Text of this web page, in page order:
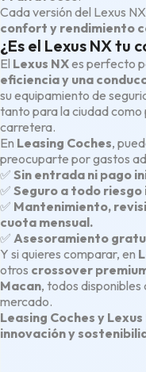
Cada versión del Lexus
confort y rendimiento
¿Es el Lexus NX tu
El Lexus NXes perfecto
eficiencia y una
su equipamiento de
tanto para la ciudad
carretera.
En Leasing Coches,
preocuparte por gastos
✅ Sin entrada ni pago
✅ Seguro a todo riesgo
✅ Mantenimiento,
cuota mensual.
✅ Asesoramiento
Y si quieres comparar, en
otros crossover
Macan, todos disponibles
mercado.
Leasing Coches y
innovación y